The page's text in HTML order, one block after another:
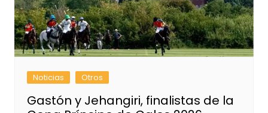
Noticias Otros
Gastón y Jehangiri, finalistas de la